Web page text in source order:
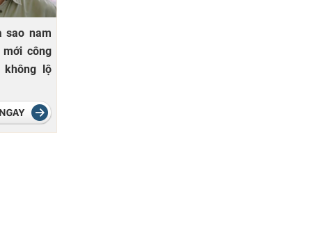
sao nam
công
lộ